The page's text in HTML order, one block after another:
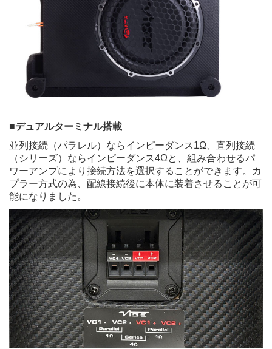
■デュアルターミナル搭載
並列接続（パラレル）ならインピーダンス1Ω、直列接続
（シリーズ）ならインピーダンス4Ωと、組み合わせるパ
ワーアンプにより接続方法を選択することができます。カ
プラー方式の為、配線接続後に本体に装着させることが可
能になりました。